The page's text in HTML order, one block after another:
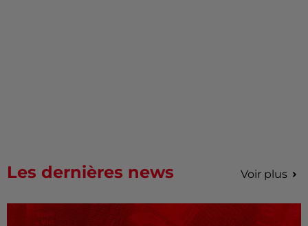
Les dernières news Voir plus